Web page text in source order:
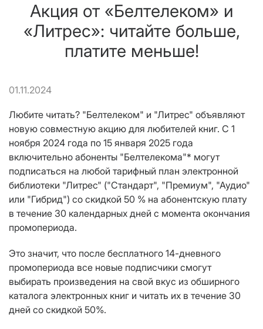
Акция от «Белтелеком» и
«Литрес»: читайте больше,
платите меньше!
01.11.2024
Любите читать? "Белтелеком" и "Литрес" объявляют
новую совместную акцию для любителей книг. С 1
ноября 2024 года по 15 января 2025 года
включительно абоненты "Белтелекома"* могут
подписаться на любой тарифный план электронной
библиотеки "Литрес" ("Стандарт", "Премиум", "Аудио"
или "Гибрид") со скидкой 50 % на абонентскую плату
в течение 30 календарных дней с момента окончания
промопериода.
Это значит, что после бесплатного 14-дневного
промопериода все новые подписчики смогут
выбирать произведения на свой вкус из обширного
каталога электронных книг и читать их в течение 30
дней со скидкой 50%.